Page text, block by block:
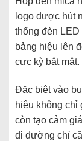
logo được hút
thống đèn LED
bảng hiệu lên
cực kỳ bắt mắt.
Đặc biệtvào
hiệu không chỉ
còn tạo cảm
đi đường chỉ